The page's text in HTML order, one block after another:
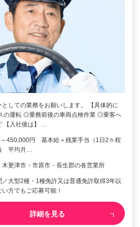
しての業務をお願いします。 【具体的に
の運転 ◎乗務前後の車両点検作業 ◎乗客へ
【入社後は】 …
450,000円 基本給＋残業手当（1日2ｈ程
平均月…
木更津市・市原市・長生郡の各営業所
／大型2種・1種免許又は普通免許取得3年以
方でもご応募可能！
詳細を見る